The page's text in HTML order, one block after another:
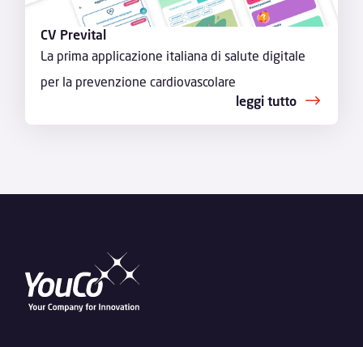
CV Prevital
La prima applicazione italiana di salute digitale
per la prevenzione cardiovascolare
leggi tutto